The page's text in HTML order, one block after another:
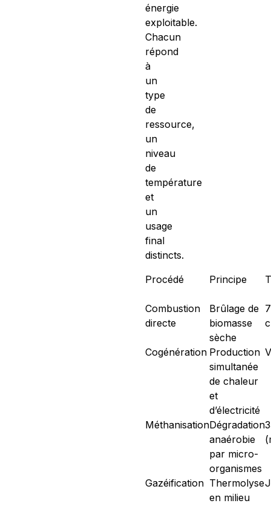
énergie
exploitable.
Chacun
répond
à
un
type
de
ressource,
un
niveau
de
température
et
un
usage
final
distincts.
Procédé
Principe
Combustion
directe
Brûlage de
biomasse
sèche
Cogénération Production
simultanée
de chaleur
et
d’électricité
MéthanisationDégradation
anaérobie
par micro-
organismes
Gazéification Thermolyse
en milieu